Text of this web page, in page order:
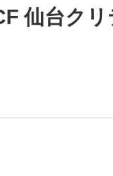
仙台ク